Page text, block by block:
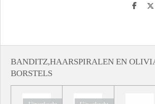
D
D
BANDITZ,HAARSPIRALEN EN
BORSTELS